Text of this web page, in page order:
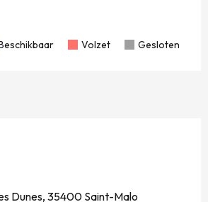
Volzet Gesloten
Dunes, 35400 Saint-Malo